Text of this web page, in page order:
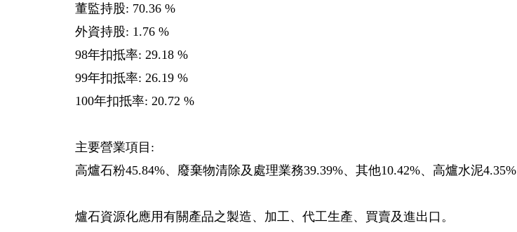
董監持股: 70.36 %
外資持股: 1.76 %
98年扣抵率: 29.18 %
99年扣抵率: 26.19 %
100年扣抵率: 20.72 %
主要營業項目:
高爐石粉45.84%、廢棄物清除及處理業務39.39%、其他10.42%、高爐水泥4.35%
爐石資源化應用有關產品之製造、加工、代工生產、買賣及進出口。